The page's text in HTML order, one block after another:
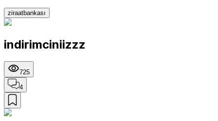
ziraatbankası
indirimciniizzz
725
4